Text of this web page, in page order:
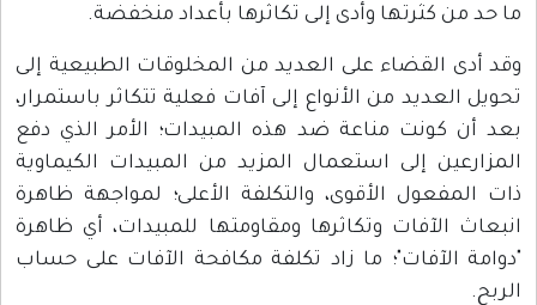
ما حد من كثرتها وأدى إلى تكاثرها بأعداد منخفضة.
وقد أدى القضاء على العديد من المخلوقات الطبيعية إلى
تحويل العديد من الأنواع إلى آفات فعلية تتكاثر باستمرار،
بعد أن كونت مناعة ضد هذه المبيدات؛ الأمر الذي دفع
المزارعين إلى استعمال المزيد من المبيدات الكيماوية
ذات المفعول الأقوى، والتكلفة الأعلى؛ لمواجهة ظاهرة
انبعاث الآفات وتكاثرها ومقاومتها للمبيدات، أي ظاهرة
"دوامة الآفات"؛ ما زاد تكلفة مكافحة الآفات على حساب
الربح.